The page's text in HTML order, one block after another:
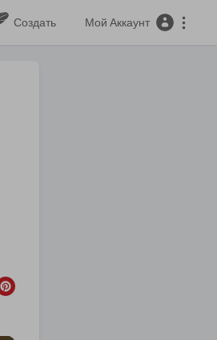
Создать Мой Аккаунт